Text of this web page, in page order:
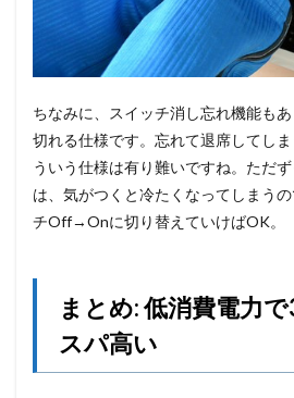
ちなみに、スイッチ消し忘れ機能も
切れる仕様です。忘れて退席してし
ういう仕様は有り難いですね。ただ
は、気がつくと冷たくなってしまう
チOff→Onに切り替えていけばOK。
まとめ: 低消費電力
スパ高い